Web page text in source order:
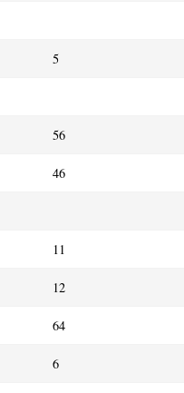
5
56
46
11
12
64
6